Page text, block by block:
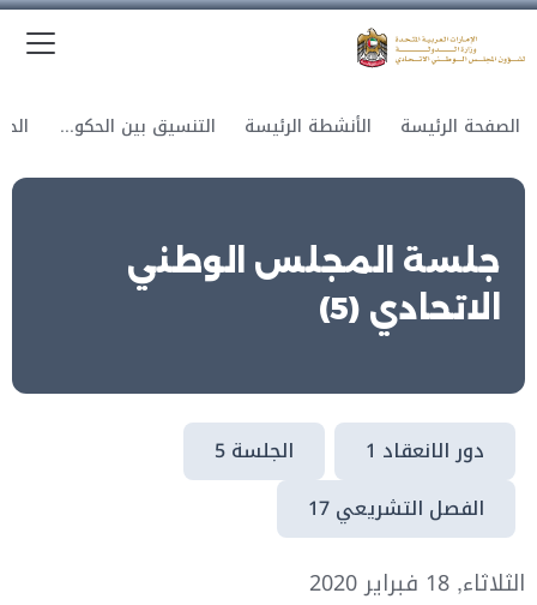
الصفحة الرئيسة الأنشطة الرئيسة التنسيق بين الحكومة والمجلس
جلسة المجلس الوطني
الاتحادي (5)
دور الانعقاد 1
الجلسة 5
الفصل التشريعي 17
الثلاثاء, 18 فبراير 2020